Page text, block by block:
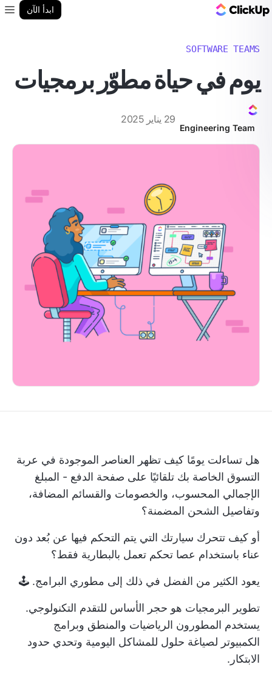
ابدأ الآن
SOFTWARE TEAMS
يوم في حياة مطوّر برمجيات
Engineering Team
29 يناير 2025
هل تساءلت يومًا كيف تظهر العناصر الموجودة في عربة
التسوق الخاصة بك تلقائيًا على صفحة الدفع - المبلغ
الإجمالي المحسوب، والخصومات والقسائم المضافة،
وتفاصيل الشحن المضمنة؟
أو كيف تتحرك سيارتك التي يتم التحكم فيها عن بُعد دون
عناء باستخدام عصا تحكم تعمل بالبطارية فقط؟
يعود الكثير من الفضل في ذلك إلى مطوري البرامج. 🕹️
تطوير البرمجيات هو حجر الأساس للتقدم التكنولوجي.
يستخدم المطورون الرياضيات والمنطق وبرامج
الكمبيوتر لصياغة حلول للمشاكل اليومية وتحدي حدود
الابتكار.